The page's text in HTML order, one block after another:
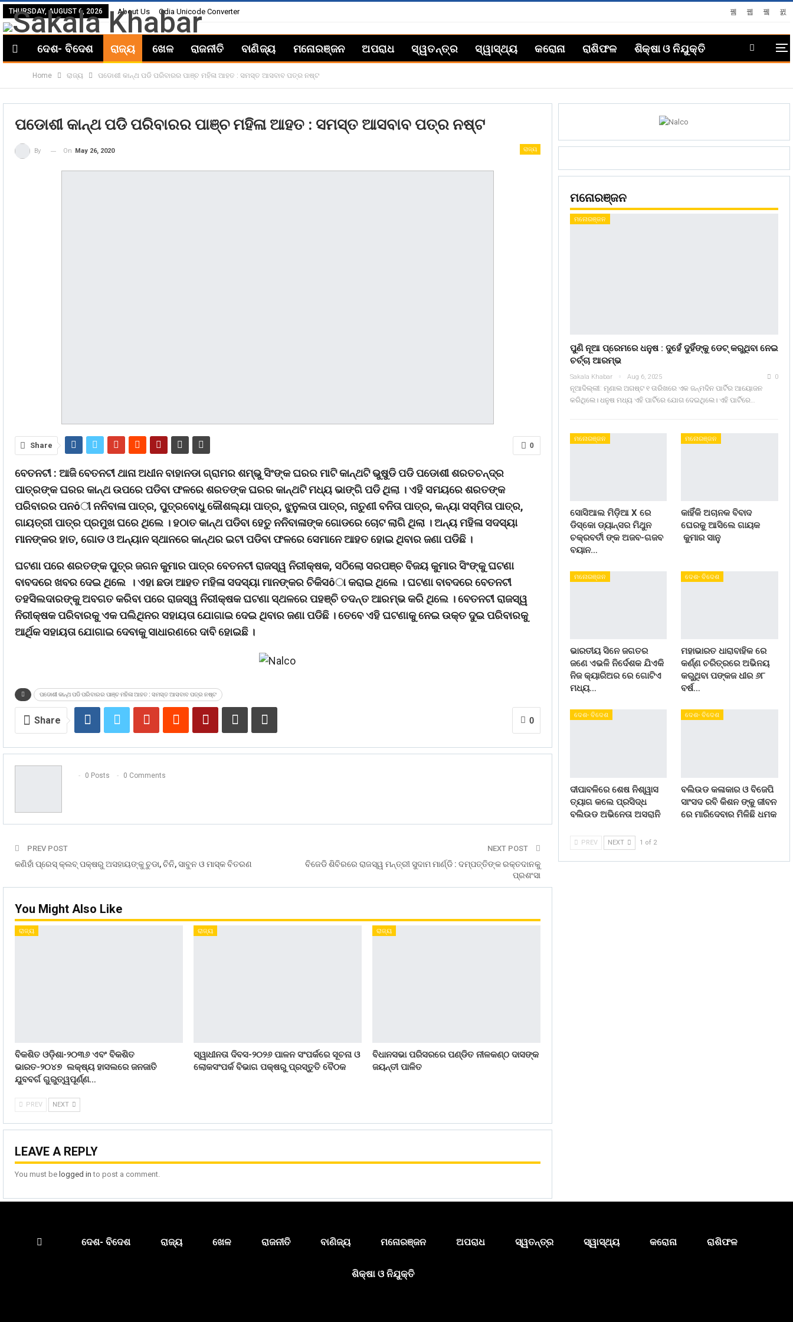
THURSDAY, AUGUST 6, 2026 About Us Odia Unicode Converter
ଦେଶ- ବିଦେଶ ରାଜ୍ୟ ଖେଳ ରାଜନୀତି ବାଣିଜ୍ୟ ମନୋରଞ୍ଜନ ଅପରାଧ ସ୍ୱତନ୍ତ୍ର ସ୍ୱାସ୍ଥ୍ୟ କରୋନା ରାଶିଫଳ ଶିକ୍ଷା ଓ ନିଯୁକ୍ତି
Home ରାଜ୍ୟ ପଡୋଶୀ କାନ୍ଥ ପଡି ପରିବାରର ପାଞ୍ଚ ମହିଳା ଆହତ : ସମସ୍ତ ଆସବାବ ପତ୍ର ନଷ୍ଟ
ପଡୋଶୀ କାନ୍ଥ ପଡି ପରିବାରର ପାଞ୍ଚ ମହିଳା ଆହତ : ସମସ୍ତ ଆସବାବ ପତ୍ର ନଷ୍ଟ
ରାଜ୍ୟ
By On May 26, 2020
0
Share
ବେତନଟୀ : ଆଜି ବେତନଟୀ ଥାନା ଅଧୀନ ବାହାନଡା ଗ୍ରାମର ଶମ୍ଭୁ ସିଂଙ୍କ ଘରର ମାଟି କାନ୍ଥଟି ଭୁଷୁଡି ପଡି ପଡୋଶୀ ଶରତଚନ୍ଦ୍ର
ପାତ୍ରଙ୍କ ଘରର କାନ୍ଥ ଉପରେ ପଡିବା ଫଳରେ ଶରତଙ୍କ ଘରର କାନ୍ଥଟି ମଧ୍ୟ ଭାଙ୍ଗି ପଡି ଥିଲା । ଏହି ସମୟରେ ଶରତଙ୍କ
ପରିବାରର ପନôୀ ନନିବାଳା ପାତ୍ର, ପୁତ୍ରବୋଧୁ କୌଶଲ୍ୟା ପାତ୍ର, ଝୁନୁଲତା ପାତ୍ର, ନାତୁଣୀ ବନିତା ପାତ୍ର, କନ୍ୟା ସସ୍ମିତା ପାତ୍ର,
ଗାୟତ୍ରୀ ପାତ୍ର ପ୍ରମୁଖ ଘରେ ଥିଲେ । ହଠାତ କାନ୍ଥ ପଡିବା ହେତୁ ନନିବାଳାଙ୍କ ଗୋଡରେ ଚୋଟ ଲାଗି ଥିଲା । ଅନ୍ୟ ମହିଳା ସଦସ୍ୟା
ମାନଙ୍କର ହାତ, ଗୋଡ ଓ ଅନ୍ୟାନ ସ୍ଥାନରେ କାନ୍ଥର ଇଟା ପଡିବା ଫଳରେ ସେମାନେ ଆହତ ହୋଇ ଥିବାର ଜଣା ପଡିଛି ।
ଘଟଣା ପରେ ଶରତଙ୍କ ପୁତ୍ର ଜଗନ କୁମାର ପାତ୍ର ବେତନଟୀ ରାଜସ୍ୱ ନିରୀକ୍ଷକ, ସଠିଲୋ ସରପଞ୍ଚ ବିଜୟ କୁମାର ସିଂଙ୍କୁ ଘଟଣା
ବାବଦରେ ଖବର ଦେଇ ଥିଲେ । ଏହା ଛଡା ଆହତ ମହିଳା ସଦସ୍ୟା ମାନଙ୍କର ଚିକିସôା କରାଇ ଥିଲେ । ଘଟଣା ବାବଦରେ ବେତନଟୀ
ତହସିଲଦାରଙ୍କୁ ଅବଗତ କରିବା ପରେ ରାଜସ୍ୱ ନିରୀକ୍ଷକ ଘଟଣା ସ୍ଥଳରେ ପହଞ୍ଚି ତଦନ୍ତ ଆରମ୍ଭ କରି ଥିଲେ । ବେତନଟୀ ରାଜସ୍ୱ
ନିରୀକ୍ଷକ ପରିବାରକୁ ଏକ ପଲିଥିନର ସହାୟତା ଯୋଗାଇ ଦେଇ ଥିବାର ଜଣା ପଡିଛି । ତେବେ ଏହି ଘଟଣାକୁ ନେଇ ଉକ୍ତ ଦୁଇ ପରିବାରକୁ
ଆର୍ଥିକ ସହାୟତା ଯୋଗାଇ ଦେବାକୁ ସାଧାରଣରେ ଦାବି ହୋଇଛି ।
ପଡୋଶୀ କାନ୍ଥ ପଡି ପରିବାରର ପାଞ୍ଚ ମହିଳା ଆହତ : ସମସ୍ତ ଆସବାବ ପତ୍ର ନଷ୍ଟ
0
Share
0 Posts 0 Comments
PREV POST
କଣିହାଁ ପ୍ରେସ୍ କ୍ଲବ୍ ପକ୍ଷରୁ ଅସହାୟଙ୍କୁ ଚୁଡା, ଚିନି, ସାବୁନ ଓ ମାସ୍କ ବିତରଣ
NEXT POST
ବିଜେଡି ଶିବିରରେ ରାଜସ୍ୱ ମନ୍ତ୍ରୀ ସୁଦାମ ମାର୍ଣ୍ଡି : ଦମ୍ପତ୍ତିଙ୍କ ରକ୍ତଦାନକୁ
ପ୍ରଶଂସା
You Might Also Like
ରାଜ୍ୟ
ବିକଶିତ ଓଡ଼ିଶା-୨୦୩୬ ଏବଂ ବିକଶିତ
ଭାରତ-୨୦୪୭ ଲକ୍ଷ୍ୟ ହାସଲରେ ଜନଜାତି
ଯୁବବର୍ଗ ଗୁରୁତ୍ୱପୂର୍ଣ୍ଣ…
ରାଜ୍ୟ
ସ୍ୱାଧୀନତା ଦିବସ-୨୦୨୬ ପାଳନ ସଂପର୍କରେ ସୂଚନା ଓ
ଲୋକସଂପର୍କ ବିଭାଗ ପକ୍ଷରୁ ପ୍ରସ୍ତୁତି ବୈଠକ
ରାଜ୍ୟ
ବିଧାନସଭା ପରିସରରେ ପଣ୍ଡିତ ନୀଳକଣ୍ଠ ଦାସଙ୍କ
ଜୟନ୍ତୀ ପାଳିତ
PREV NEXT
LEAVE A REPLY
You must be logged in to post a comment.
ମନୋରଞ୍ଜନ
ମନୋରଞ୍ଜନ
ପୁଣି ନୂଆ ପ୍ରେମରେ ଧନୁଷ : ଦୁହେଁ ଦୁହିଁଙ୍କୁ ଡେଟ୍ କରୁଥିବା ନେଇ
ଚର୍ଚ୍ଚା ଆରମ୍ଭ
Sakala Khabar Aug 6, 2025 0
ନୂଆଦିଲ୍ଲୀ: ମୃଣାଲ ଅଗଷ୍ଟ ୧ ତାରିଖରେ ଏକ ଜନ୍ମଦିନ ପାର୍ଟିର ଆୟୋଜନ
କରିଥିଲେ। ଧନୁଷ ମଧ୍ୟ ଏହି ପାର୍ଟିରେ ଯୋଗ ଦେଇଥିଲେ। ଏହି ପାର୍ଟିରେ…
ମନୋରଞ୍ଜନ
ସୋସିଆଲ ମିଡ଼ିଆ X ରେ
ଡିସ୍କୋ ଡ୍ୟାନ୍ସର ମିଥୁନ
ଚକ୍ରବର୍ତୀ ଙ୍କ ଅଜବ-ଗଜବ
ବୟାନ…
ମନୋରଞ୍ଜନ
କାହିଁକି ଅଚାନକ ବିବାଦ
ଘେରକୁ ଆସିଲେ ଗାୟକ
କୁମାର ସାନୁ
ମନୋରଞ୍ଜନ
ଭାରତୀୟ ସିନେ ଜଗତର
ଜଣେ ଏଭଳି ନିର୍ଦେଶକ ଯିଏକି
ନିଜ କ୍ୟାରିଅର ରେ ଗୋଟିଏ
ମଧ୍ୟ…
ଦେଶ- ବିଦେଶ
ମହାଭାରତ ଧାରାବାହିକ ରେ
କର୍ଣ୍ଣ ଚରିତ୍ରରେ ଅଭିନୟ
କରୁଥିବା ପଙ୍କଜ ଧୀର ୬୮
ବର୍ଷ…
ଦେଶ- ବିଦେଶ
ଦୀପାବଳିରେ ଶେଷ ନିଶ୍ୱାସ
ତ୍ୟାଗ କଲେ ପ୍ରସିଦ୍ଧ
ବଲିଉଡ ଅଭିନେତା ଅସରାନି
ଦେଶ- ବିଦେଶ
ବଲିଉଡ କଳାକାର ଓ ବିଜେପି
ସାଂସଦ ରବି କିଶନ ଙ୍କୁ ଜୀବନ
ରେ ମାରିଦେବାର ମିଳିଛି ଧମକ
PREV NEXT 1 of 2
ଦେଶ- ବିଦେଶ ରାଜ୍ୟ ଖେଳ ରାଜନୀତି ବାଣିଜ୍ୟ ମନୋରଞ୍ଜନ ଅପରାଧ ସ୍ୱତନ୍ତ୍ର ସ୍ୱାସ୍ଥ୍ୟ କରୋନା ରାଶିଫଳ
ଶିକ୍ଷା ଓ ନିଯୁକ୍ତି